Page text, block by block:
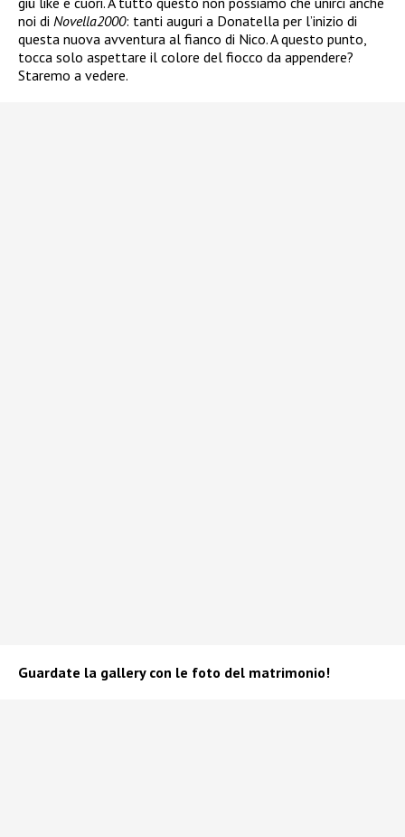
noi di Novella2000: tanti auguri a Donatella per l’inizio di
questa nuova avventura al fianco di Nico. A questo punto,
tocca solo aspettare il colore del fiocco da appendere?
Staremo a vedere.
Guardate la gallery con le foto del matrimonio!